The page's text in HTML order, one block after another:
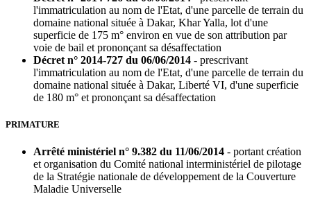
l'immatriculation au nom de l'Etat, d'une parcelle de terrain du
domaine national située à Dakar, Khar Yalla, lot d'une
superficie de 175 m° environ en vue de son attribution par
voie de bail et prononçant sa désaffectation
Décret n° 2014-727 du 06/06/2014 - prescrivant
l'immatriculation au nom de l'Etat, d'une parcelle de terrain du
domaine national située à Dakar, Liberté VI, d'une superficie
de 180 m° et prononçant sa désaffectation
PRIMATURE
Arrêté ministériel n° 9.382 du 11/06/2014 - portant création
et organisation du Comité national interministériel de pilotage
de la Stratégie nationale de développement de la Couverture
Maladie Universelle